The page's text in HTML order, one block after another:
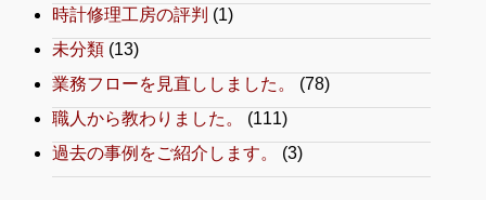
時計修理工房の評判 (1)
未分類 (13)
業務フローを見直ししました。
(78)
職人から教わりました。
(111)
過去の事例をご紹介します。
(3)